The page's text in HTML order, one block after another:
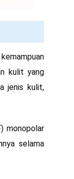
kulit yang
jenis kulit,
monopolar
selama